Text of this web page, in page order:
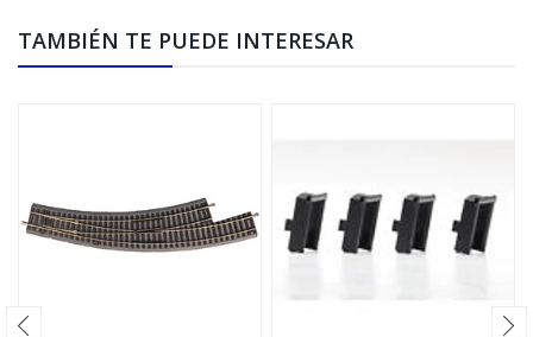
TAMBIÉN TE PUEDE INTERESAR